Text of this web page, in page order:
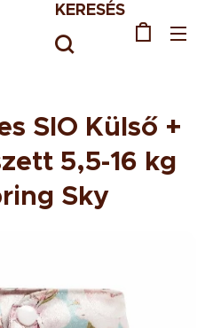
KERESÉS
SIO Külső +
5,5-16 kg
Sky